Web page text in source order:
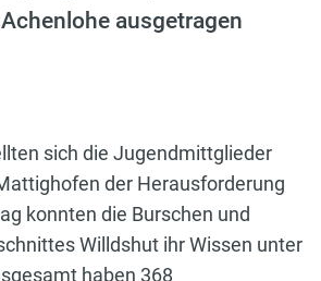
ausgetragen
sich die Jugendmittglieder
der Herausforderung
konnten die Burschen und
Willdshut ihr Wissen unter
haben 368